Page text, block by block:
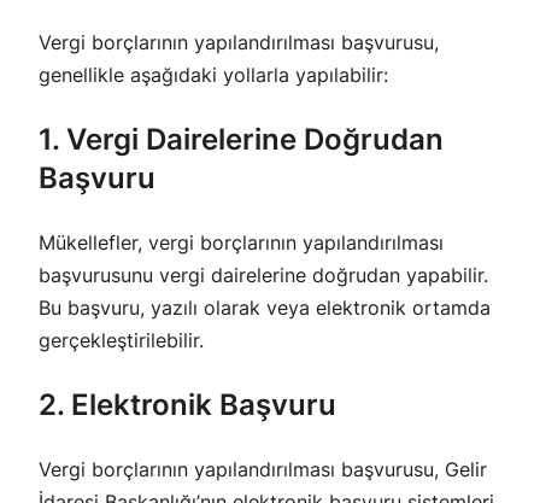
Vergi borçlarının yapılandırılması başvurusu,
genellikle aşağıdaki yollarla yapılabilir:
1. Vergi Dairelerine Doğrudan
Başvuru
Mükellefler, vergi borçlarının yapılandırılması
başvurusunu vergi dairelerine doğrudan yapabilir.
Bu başvuru, yazılı olarak veya elektronik ortamda
gerçekleştirilebilir.
2. Elektronik Başvuru
Vergi borçlarının yapılandırılması başvurusu, Gelir